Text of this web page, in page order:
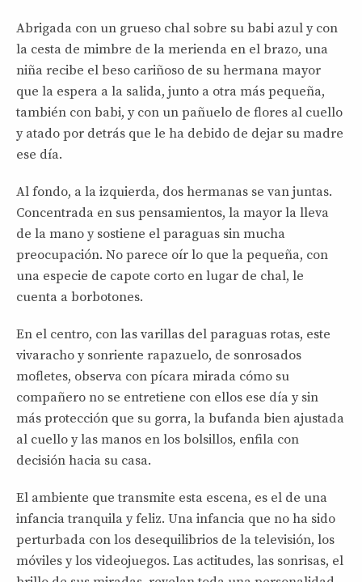
Abrigada con un grueso chal sobre su babi azul y con
la cesta de mimbre de la merienda en el brazo, una
niña recibe el beso cariñoso de su hermana mayor
que la espera a la salida, junto a otra más pequeña,
también con babi, y con un pañuelo de flores al cuello
y atado por detrás que le ha debido de dejar su madre
ese día.
Al fondo, a la izquierda, dos hermanas se van juntas.
Concentrada en sus pensamientos, la mayor la lleva
de la mano y sostiene el paraguas sin mucha
preocupación. No parece oír lo que la pequeña, con
una especie de capote corto en lugar de chal, le
cuenta a borbotones.
En el centro, con las varillas del paraguas rotas, este
vivaracho y sonriente rapazuelo, de sonrosados
mofletes, observa con pícara mirada cómo su
compañero no se entretiene con ellos ese día y sin
más protección que su gorra, la bufanda bien ajustada
al cuello y las manos en los bolsillos, enfila con
decisión hacia su casa.
El ambiente que transmite esta escena, es el de una
infancia tranquila y feliz. Una infancia que no ha sido
perturbada con los desequilibrios de la televisión, los
móviles y los videojuegos. Las actitudes, las sonrisas, el